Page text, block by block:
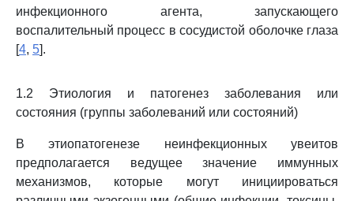
инфекционного агента, запускающего
воспалительный процесс в сосудистой оболочке глаза
[4, 5].
1.2 Этиология и патогенез заболевания или
состояния (группы заболеваний или состояний)
В этиопатогенезе неинфекционных увеитов
предполагается ведущее значение иммунных
механизмов, которые могут инициироваться